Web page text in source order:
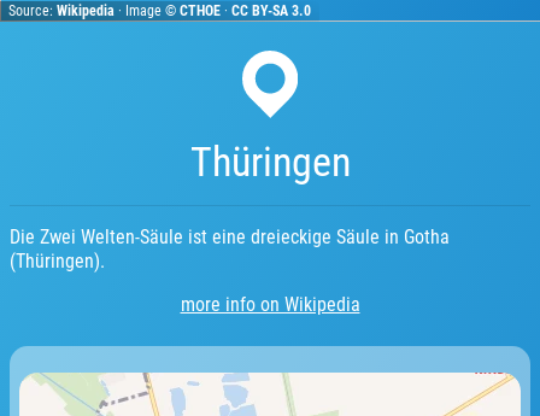
Source:Wikipedia · Image ©CTHOE ·CC BY-SA 3.0
Thüringen
Die Zwei Welten-Säule ist eine dreieckige Säule in Gotha
(Thüringen).
more info on Wikipedia